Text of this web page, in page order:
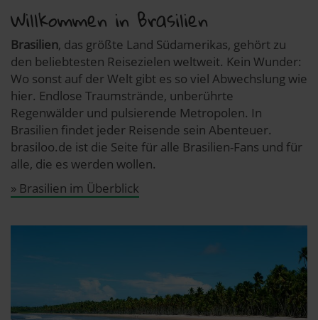
Willkommen in Brasilien
Brasilien, das größte Land Südamerikas, gehört zu
den beliebtesten Reisezielen weltweit. Kein Wunder:
Wo sonst auf der Welt gibt es so viel Abwechslung wie
hier. Endlose Traumstrände, unberührte
Regenwälder und pulsierende Metropolen. In
Brasilien findet jeder Reisende sein Abenteuer.
brasiloo.de ist die Seite für alle Brasilien-Fans und für
alle, die es werden wollen.
» Brasilien im Überblick